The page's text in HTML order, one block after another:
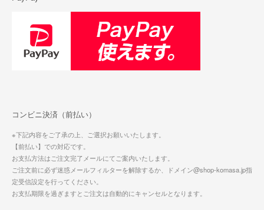
コンビニ決済（前払い）
※下記内容をご了承の上、ご選択お願いいたします。
【前払い】での対応です。
お支払方法はご注文完了メールにてご案内いたします。
ご注文前に必ず迷惑メールフィルターを解除するか、ドメイン@shop-komasa.jp指
定受信設定を行ってください。
お支払期限を過ぎますとご注文は自動的にキャンセルとなります。